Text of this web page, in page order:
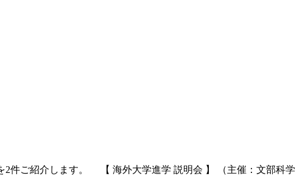
件ご紹介します。 【 海外大学進学 説明会 】 （主催：文部科学